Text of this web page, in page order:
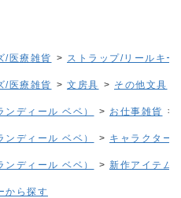
/医療雑貨 > ストラップ/リールキー
/医療雑貨 > 文房具 > その他文具
ンディール ベベ） > お仕事雑貨 >
ンディール ベベ） > キャラクター
ンディール ベベ） > 新作アイテム
から探す